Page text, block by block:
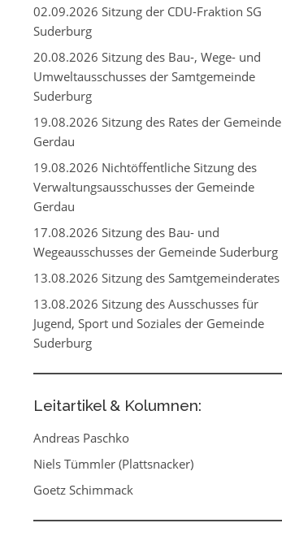
02.09.2026 Sitzung der CDU-Fraktion SG
Suderburg
20.08.2026 Sitzung des Bau-, Wege- und
Umweltausschusses der Samtgemeinde
Suderburg
19.08.2026 Sitzung des Rates der Gemeinde
Gerdau
19.08.2026 Nichtöffentliche Sitzung des
Verwaltungsausschusses der Gemeinde
Gerdau
17.08.2026 Sitzung des Bau- und
Wegeausschusses der Gemeinde Suderburg
13.08.2026 Sitzung des Samtgemeinderates
13.08.2026 Sitzung des Ausschusses für
Jugend, Sport und Soziales der Gemeinde
Suderburg
Leitartikel & Kolumnen:
Andreas Paschko
Niels Tümmler (Plattsnacker)
Goetz Schimmack